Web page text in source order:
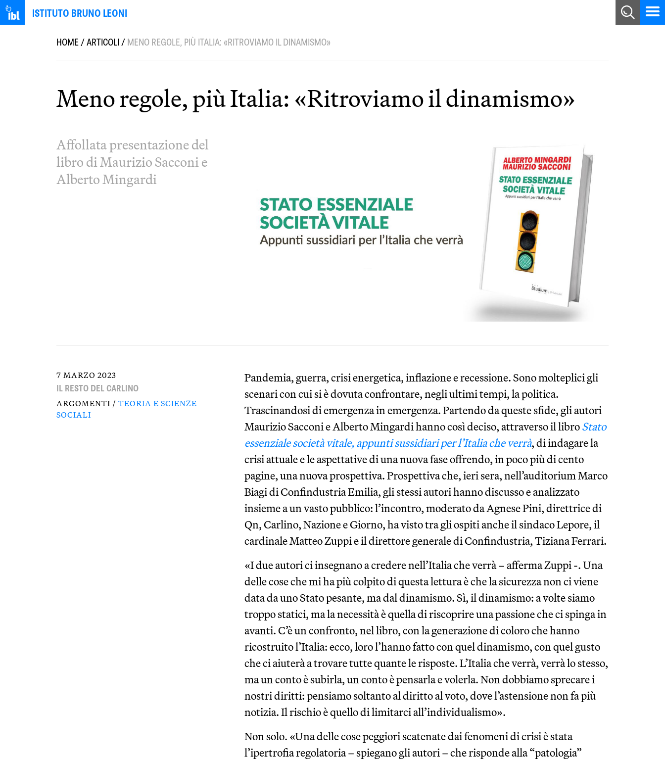
ISTITUTO BRUNO LEONI
HOME/ARTICOLI/MENO REGOLE, PIÙ ITALIA: «RITROVIAMO IL DINAMISMO»
Meno regole, più Italia: «Ritroviamo il dinamismo»
Affollata presentazione del
libro di Maurizio Sacconi e
Alberto Mingardi
7 MARZO 2023
IL RESTO DEL CARLINO
ARGOMENTI / TEORIA E SCIENZE
SOCIALI
Pandemia, guerra, crisi energetica, inflazione e recessione. Sono molteplici gli
scenari con cui si è dovuta confrontare, negli ultimi tempi, la politica.
Trascinandosi di emergenza in emergenza. Partendo da queste sfide, gli autori
Maurizio Sacconi e Alberto Mingardi hanno così deciso, attraverso il libroStato
essenziale società vitale, appunti sussidiari per l’Italia che verrà, di indagare la
crisi attuale e le aspettative di una nuova fase offrendo, in poco più di cento
pagine, una nuova prospettiva. Prospettiva che, ieri sera, nell’auditorium Marco
Biagi di Confindustria Emilia, gli stessi autori hanno discusso e analizzato
insieme a un vasto pubblico: l’incontro, moderato da Agnese Pini, direttrice di
Qn, Carlino, Nazione e Giorno, ha visto tra gli ospiti anche il sindaco Lepore, il
cardinale Matteo Zuppi e il direttore generale di Confindustria, Tiziana Ferrari.
«I due autori ci insegnano a credere nell’Italia che verrà – afferma Zuppi -. Una
delle cose che mi ha più colpito di questa lettura è che la sicurezza non ci viene
data da uno Stato pesante, ma dal dinamismo. Sì, il dinamismo: a volte siamo
troppo statici, ma la necessità è quella di riscoprire una passione che ci spinga in
avanti. C’è un confronto, nel libro, con la generazione di coloro che hanno
ricostruito l’Italia: ecco, loro l’hanno fatto con quel dinamismo, con quel gusto
che ci aiuterà a trovare tutte quante le risposte. L’Italia che verrà, verrà lo stesso,
ma un conto è subirla, un conto è pensarla e volerla. Non dobbiamo sprecare i
nostri diritti: pensiamo soltanto al diritto al voto, dove l’astensione non fa più
notizia. Il rischio è quello di limitarci all’individualismo».
Non solo. «Una delle cose peggiori scatenate dai fenomeni di crisi è stata
l’ipertrofia regolatoria – spiegano gli autori – che risponde alla “patologia”